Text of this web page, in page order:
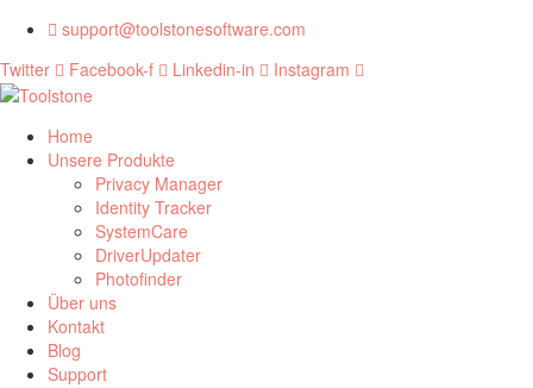
support@toolstonesoftware.com
Twitter
Facebook-f Linkedin-in Instagram
Home
Unsere Produkte
Privacy Manager
Identity Tracker
SystemCare
DriverUpdater
Photofinder
Über uns
Kontakt
Blog
Support